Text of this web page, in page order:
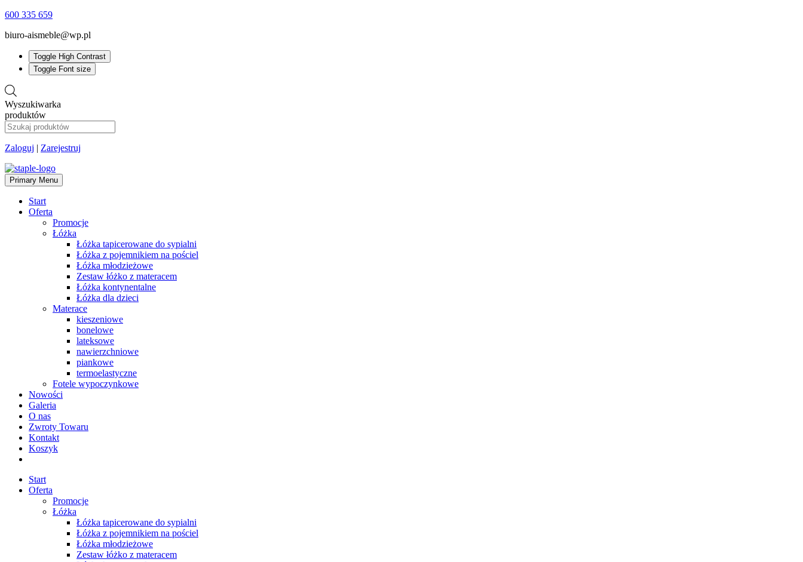
600 335 659
biuro-aismeble@wp.pl
Toggle High Contrast
Toggle Font size
Wyszukiwarka
produktów
Zaloguj | Zarejestruj
Primary Menu
Start
Oferta
Promocje
Łóżka
Łóżka tapicerowane do sypialni
Łóżka z pojemnikiem na pościel
Łóżka młodzieżowe
Zestaw łóżko z materacem
Łóżka kontynentalne
Łóżka dla dzieci
Materace
kieszeniowe
bonelowe
lateksowe
nawierzchniowe
piankowe
termoelastyczne
Fotele wypoczynkowe
Nowości
Galeria
O nas
Zwroty Towaru
Kontakt
Koszyk
Start
Oferta
Promocje
Łóżka
Łóżka tapicerowane do sypialni
Łóżka z pojemnikiem na pościel
Łóżka młodzieżowe
Zestaw łóżko z materacem